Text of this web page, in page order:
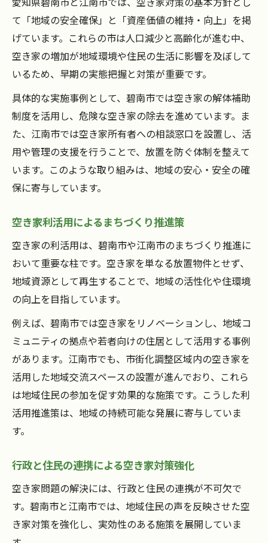
て「地域の安全確保」と「資産価値の維持・向上」を掲
げています。これらの市は人口減少と高齢化が進む中、
空き家の増加が地域環境や住民の生活に影響を及ぼして
いるため、早期の実態把握と対策が重要です。
具体的な実施事例として、碧南市では空き家の解体補助
制度を活用し、危険な空き家の除去を進めています。ま
た、江南市では空き家所有者への相談窓口を設置し、活
用や管理の支援を行うことで、放置を防ぐ体制を整えて
います。このような取り組みは、地域の安心・安全の確
保に寄与しています。
空き家利活用によるまちづくり推進策
空き家の利活用は、碧南市や江南市のまちづくり推進に
おいて重要な柱です。空き家を単なる放置物件とせず、
地域資源として再生することで、地域の活性化や住環境
の向上を目指しています。
例えば、碧南市では空き家をリノベーションし、地域コ
ミュニティの拠点や若者向けの住居として活用する事例
があります。江南市でも、市街化調整区域内の空き家を
活用した地域交流スペースの設置が進んでおり、これら
は地域住民の参加を促す効果的な施策です。こうした利
活用推進策は、地域の持続可能な発展に寄与していま
す。
行政と住民の連携による空き家対策強化
空き家問題の解決には、行政と住民の連携が不可欠で
す。碧南市と江南市では、地域住民の声を反映させた空
き家対策を強化し、実効性のある施策を展開していま